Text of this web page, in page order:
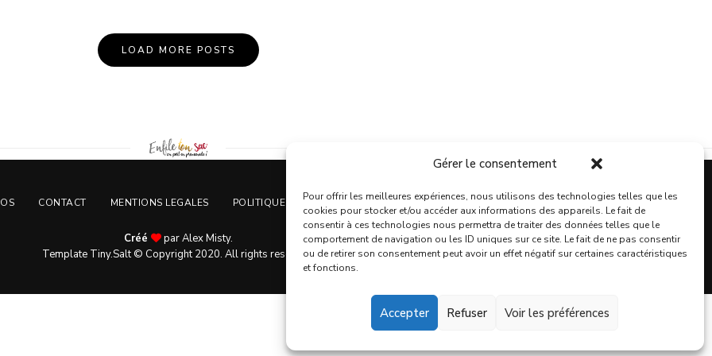
Gérer le consentement
Pour offrir les meilleures expériences, nous utilisons des technologies telles que les
cookies pour stocker et/ou accéder aux informations des appareils. Le fait de
consentir à ces technologies nous permettra de traiter des données telles que le
comportement de navigation ou les ID uniques sur ce site. Le fait de ne pas consentir
ou de retirer son consentement peut avoir un effet négatif sur certaines caractéristiques
et fonctions.
Accepter Refuser Voir les préférences
LOAD MORE POSTS
CONTACT MENTIONS LEGALES POLITIQUE DE CONFIDENTIALITÉ
Créé
par Alex Misty.
Template Tiny.Salt © Copyright 2020. All rights reserved.